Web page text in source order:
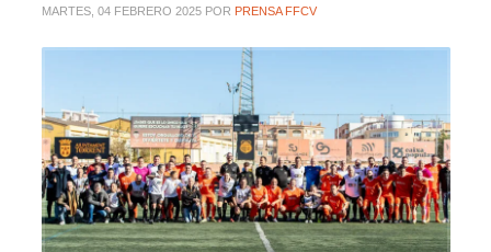
MARTES, 04 FEBRERO 2025 POR PRENSA FFCV